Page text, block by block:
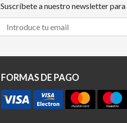
Suscríbete a nuestro newsletter
FORMAS DE PAGO